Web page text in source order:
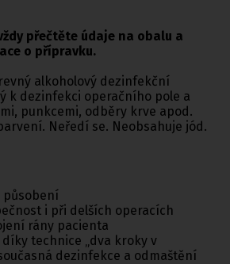
přečtěte údaje na obalu a
o přípravku.
alkoholový dezinfekční
k dezinfekci operačního pole a
punkcemi, odběry krve apod.
Neředí se. Neobsahuje jód.
působení
i při delších operacích
rány pacienta
díky technice „dva kroky v
dezinfekce a odmaštění